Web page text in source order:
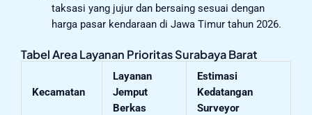
taksasi yang jujur dan bersaing sesuai dengan
harga pasar kendaraan di Jawa Timur tahun 2026.
Tabel Area Layanan Prioritas Surabaya Barat
Kecamatan
Layanan
Jemput
Berkas
Estimasi
Kedatangan
Surveyor